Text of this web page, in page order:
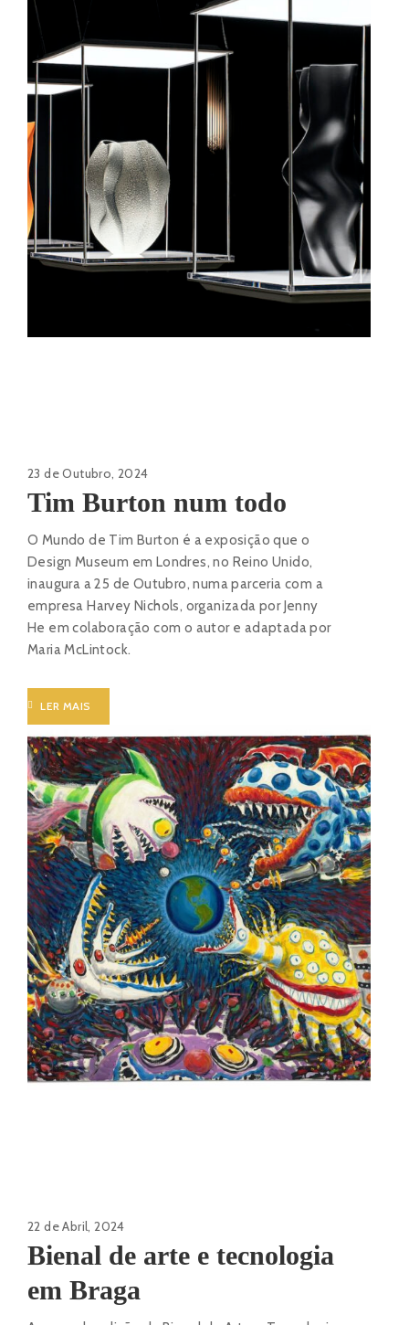
23 de Outubro, 2024
Tim Burton num todo
O Mundo de Tim Burton é a exposição que o
Design Museum em Londres, no Reino Unido,
inaugura a 25 de Outubro, numa parceria com a
empresa Harvey Nichols, organizada por Jenny
He em colaboração com o autor e adaptada por
Maria McLintock.
LER MAIS
22 de Abril, 2024
Bienal de arte e tecnologia
em Braga